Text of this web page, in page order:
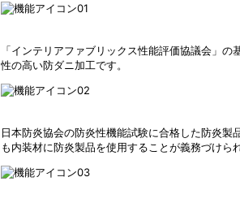
「インテリアファブリックス性能評価協議会」
性の高い防ダニ加工です。
日本防炎協会の防炎性機能試験に合格した防炎
も内装材に防炎製品を使用することが義務づけら